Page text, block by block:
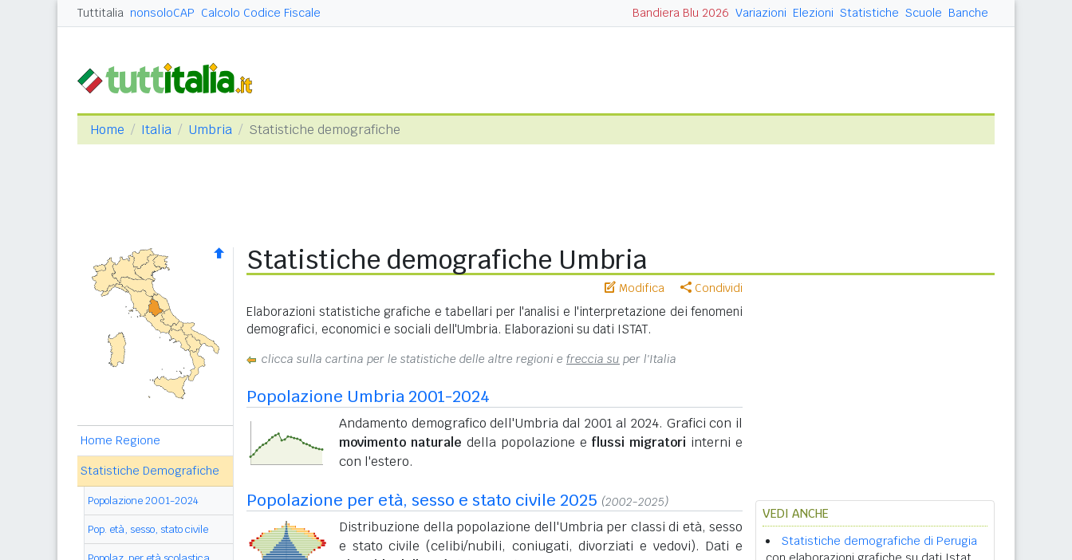
Tuttitalia nonsoloCAP Calcolo Codice Fiscale Bandiera Blu 2026 Variazioni Elezioni Statistiche Scuole Banche
Home Italia Umbria Statistiche demografiche
Home Regione
Statistiche Demografiche
Popolazione 2001-2024
Pop. età, sesso, stato civile
Statistiche demografiche Umbria
Modifica Condividi
Elaborazioni statistiche grafiche e tabellari per l'analisi e l'interpretazione dei fenomeni
demografici, economici e sociali dell'Umbria. Elaborazioni su dati ISTAT.
clicca sulla cartina per le statistiche delle altre regioni e freccia su per l'Italia
Popolazione Umbria 2001-2024
Andamento demografico dell'Umbria dal 2001 al 2024. Grafici con il
movimento naturale della popolazione e flussi migratori interni e
con l'estero.
Popolazione per età, sesso e stato civile 2025 (2002-2025)
Distribuzione della popolazione dell'Umbria per classi di età, sesso
e stato civile (celibi/nubili, coniugati, divorziati e vedovi). Dati e
VEDI ANCHE
Statistiche demografiche di Perugia